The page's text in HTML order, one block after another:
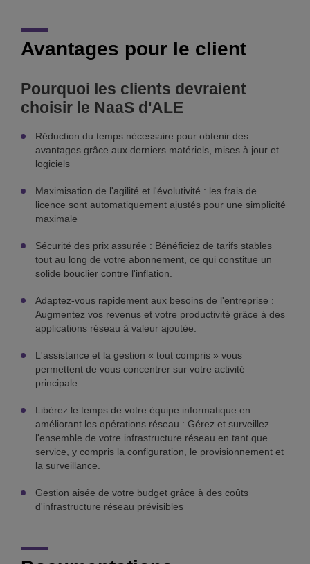
Avantages pour le client
Pourquoi les clients devraient
choisir le NaaS d'ALE
Réduction du temps nécessaire pour obtenir des
avantages grâce aux derniers matériels, mises à jour et
logiciels
Maximisation de l'agilité et l'évolutivité : les frais de
licence sont automatiquement ajustés pour une simplicité
maximale
Sécurité des prix assurée : Bénéficiez de tarifs stables
tout au long de votre abonnement, ce qui constitue un
solide bouclier contre l'inflation.
Adaptez-vous rapidement aux besoins de l'entreprise :
Augmentez vos revenus et votre productivité grâce à des
applications réseau à valeur ajoutée.
L'assistance et la gestion « tout compris » vous
permettent de vous concentrer sur votre activité
principale
Libérez le temps de votre équipe informatique en
améliorant les opérations réseau : Gérez et surveillez
l'ensemble de votre infrastructure réseau en tant que
service, y compris la configuration, le provisionnement et
la surveillance.
Gestion aisée de votre budget grâce à des coûts
d'infrastructure réseau prévisibles